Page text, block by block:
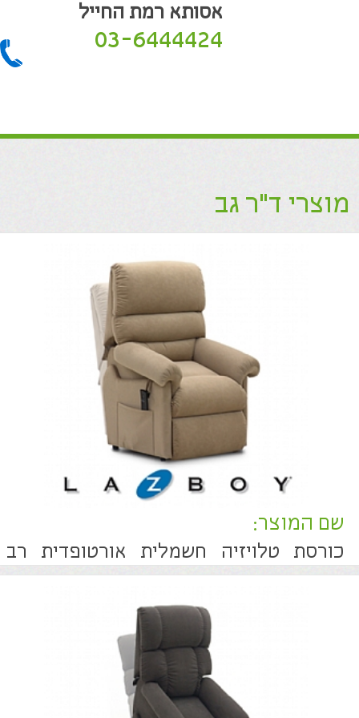
שם המוצר:
כורסת טלויזיה חשמלית אורטופדית רב
תכליתית .שני מנועים לשליטה נפרדת
בקימה ובשכיבה .תמיכה אידיאלית
במשענת הגב .ניתנת לכיוונון עד למצב
שכיבה ולעזרה בקימה (ניתן לעצור בכול
זווית )
גיבוי סוללות למקרה של הפסקת חשמל .
הדום רגליים רציף ומרופד (CHAISE)
שם המוצר:
כורסת טלויזיה חשמלית אורטופדית רב
תכליתית .שני מנועים לשליטה נפרדת
בקימה ובשכיבה .תמיכה אידיאלית
במשענת הגב .ניתנת לכיוונון עד למצב
שכיבה ולעזרה בקימה (ניתן לעצור בכול
אסותא רמת החייל
03-6444424